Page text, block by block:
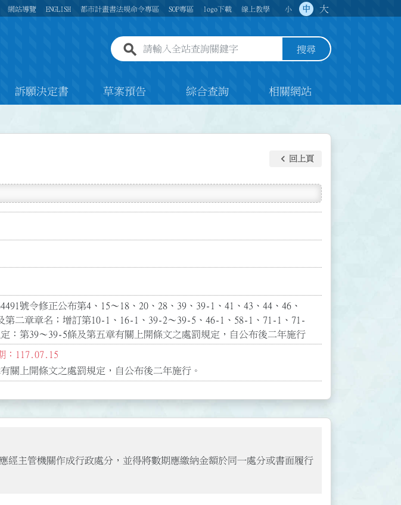
網站導覽 ENGLISH 都市計畫書法規命令專區 SOP專區 logo下載 線上教學 小 中 大
全站查詢關鍵字欄位 搜尋
訴願決定書 草案預告 綜合查詢 相關網站
keyboard_arrow_left 回上頁
號令修正公布第4、15～18、20、28、39、39-1、41、43、44、46、
第二章章名；增訂第10-1、16-1、39-2～39-5、46-1、58-1、71-1、71-
：第39～39-5條及第五章有關上開條文之處罰規定，自公布後二年施行
：117.07.15
經主管機關作成行政處分，並得將數期應繳納金額於同一處分或書面履行